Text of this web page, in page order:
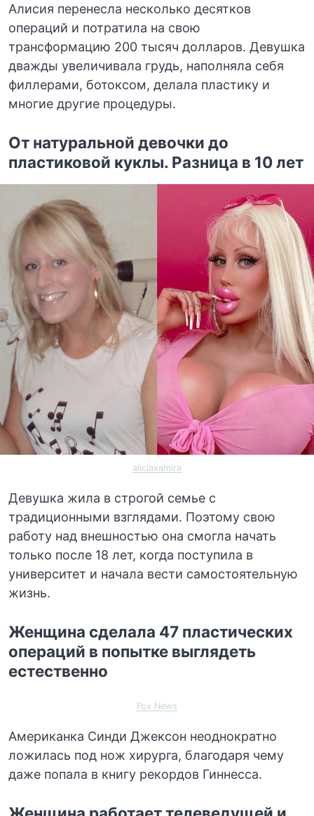
Алисия перенесла несколько десятков
операций и потратила на свою
трансформацию 200 тысяч долларов. Девушка
дважды увеличивала грудь, наполняла себя
филлерами, ботоксом, делала пластику и
многие другие процедуры.
От натуральной девочки до
пластиковой куклы. Разница в 10 лет
aliciaxamira
Девушка жила в строгой семье с
традиционными взглядами. Поэтому свою
работу над внешностью она смогла начать
только после 18 лет, когда поступила в
университет и начала вести самостоятельную
жизнь.
Женщина сделала 47 пластических
операций в попытке выглядеть
естественно
Fox News
Американка Синди Джексон неоднократно
ложилась под нож хирурга, благодаря чему
даже попала в книгу рекордов Гиннесса.